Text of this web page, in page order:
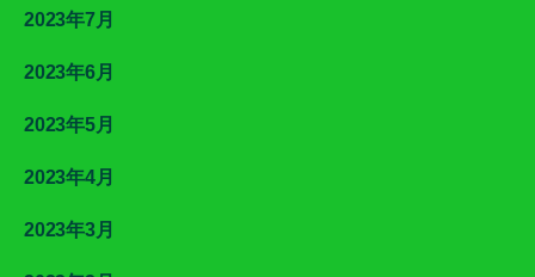
2023年7月
2023年6月
2023年5月
2023年4月
2023年3月